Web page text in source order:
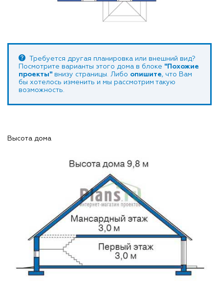
Требуется другая планировка или внешний вид?
Посмотрите варианты этого дома в блоке "Похожие
проекты" внизу страницы. Либо опишите, что Вам
бы хотелось изменить и мы рассмотрим такую
возможность.
Высота дома